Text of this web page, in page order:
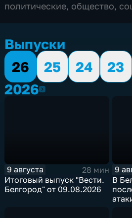
политические, общество,
Выпуски
26
25 24 23
20262026
9 августа
28 мин
Итоговый выпуск "Вести.
Белгород" от 09.08.2026
9
В